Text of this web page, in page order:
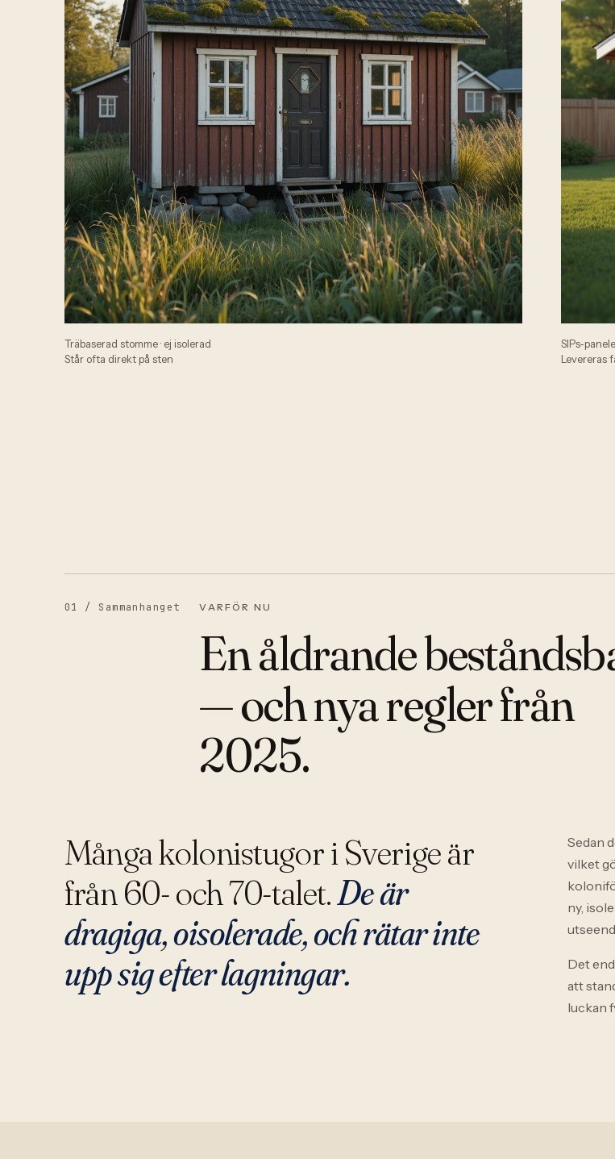
Träbaserad stomme · ej isolerad
Står ofta direkt på sten
SIPs-
Levereras
01 / Sammanhanget VARFÖR NU
En åldrande
— och nya regler från
2025.
Många kolonistugor i Sverige är
från 60- och 70-talet.De är
dragiga, oisolerade, och rätar inte
upp sig efter lagningar.
Sedan
vilket
ny,
Det
att
luckan